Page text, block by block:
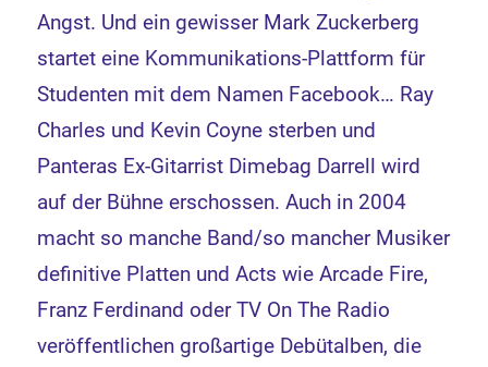
Angst. Und ein gewisser Mark Zuckerberg
startet eine Kommunikations-Plattform für
Studenten mit dem Namen Facebook… Ray
Charles und Kevin Coyne sterben und
Panteras Ex-Gitarrist Dimebag Darrell wird
auf der Bühne erschossen. Auch in 2004
macht so manche Band/so mancher Musiker
definitive Platten und Acts wie Arcade Fire,
Franz Ferdinand oder TV On The Radio
veröffentlichen großartige Debütalben, die